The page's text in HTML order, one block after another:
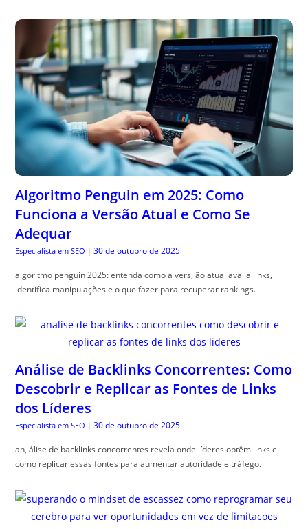
Algoritmo Penguin em 2025: Como
Funciona a Versão Atual e Como Se
Adequar
Especialista em SEO | 30 de outubro de 2025
algoritmo penguin 2025: entenda como a vers, ão atual avalia links,
identifica manipulações e o que fazer para recuperar rankings.
Análise de Backlinks Concorrentes: Como
Descobrir e Replicar as Fontes de Links
dos Líderes
Especialista em SEO | 30 de outubro de 2025
an, álise de backlinks concorrentes revela onde líderes obtêm links e
como replicar essas fontes para aumentar autoridade e tráfego.